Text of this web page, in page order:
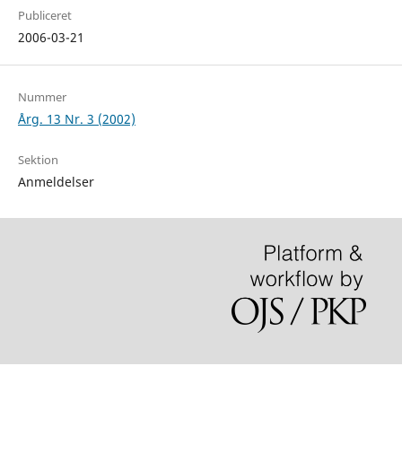
Publiceret
2006-03-21
Nummer
Årg. 13 Nr. 3 (2002)
Sektion
Anmeldelser